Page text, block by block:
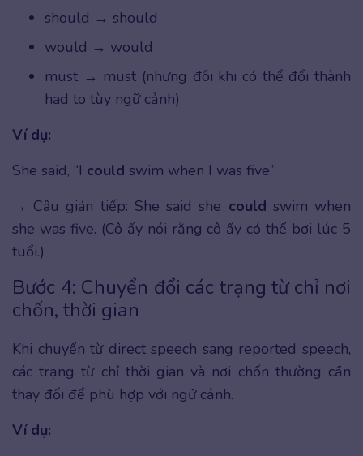
should → should
would → would
must → must (nhưng đôi khi có thể đổi thành
had to tùy ngữ cảnh)
Ví dụ:
She said, “I could swim when I was five.”
→ Câu gián tiếp: She said she could swim when
she was five. (Cô ấy nói rằng cô ấy có thể bơi lúc 5
tuổi.)
Bước 4: Chuyển đổi các trạng từ chỉ nơi
chốn, thời gian
Khi chuyển từ direct speech sang reported speech,
các trạng từ chỉ thời gian và nơi chốn thường cần
thay đổi để phù hợp với ngữ cảnh.
Ví dụ: